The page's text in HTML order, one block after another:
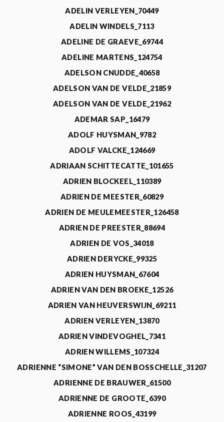
ADELIN VERLEYEN_70449
ADELIN WINDELS_7113
ADELINE DE GRAEVE_69744
ADELINE MARTENS_124754
ADELSON CNUDDE_40658
ADELSON VAN DE VELDE_21859
ADELSON VAN DE VELDE_21962
ADEMAR SAP_16479
ADOLF HUYSMAN_9782
ADOLF VALCKE_124669
ADRIAAN SCHITTECATTE_101655
ADRIEN BLOCKEEL_110389
ADRIEN DE MEESTER_60829
ADRIEN DE MEULEMEESTER_126458
ADRIEN DE PREESTER_88694
ADRIEN DE VOS_34018
ADRIEN DERYCKE_99325
ADRIEN HUYSMAN_67604
ADRIEN VAN DEN BROEKE_12526
ADRIEN VAN HEUVERSWIJN_69211
ADRIEN VERLEYEN_13870
ADRIEN VINDEVOGHEL_7341
ADRIEN WILLEMS_107324
ADRIENNE “SIMONE” VAN DEN BOSSCHELLE_31207
ADRIENNE DE BRAUWER_61500
ADRIENNE DE GROOTE_6390
ADRIENNE ROOS_43199